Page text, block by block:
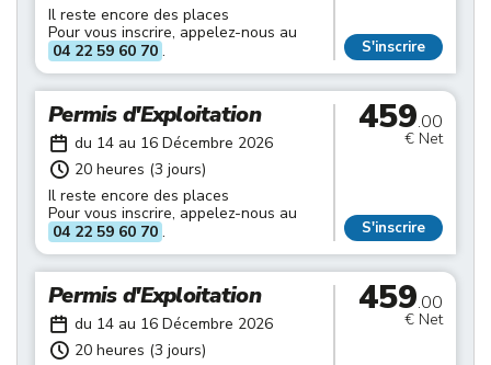
Il reste encore des places
Pour vous inscrire, appelez-nous au
04 22 59 60 70 . S'inscrire
Permis d'Exploitation
du 14 au 16 Décembre 2026
20 heures (3 jours)
Il reste encore des places
Pour vous inscrire, appelez-nous au
04 22 59 60 70 .
459.00
€ Net
S'inscrire
Permis d'Exploitation
du 14 au 16 Décembre 2026
20 heures (3 jours)
459.00
€ Net